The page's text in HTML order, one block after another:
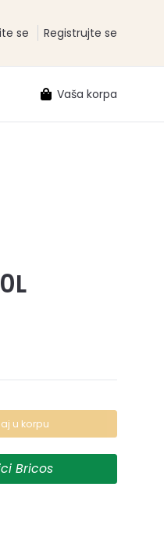
se Registrujte se
Vaša korpa
u korpu
Bricos